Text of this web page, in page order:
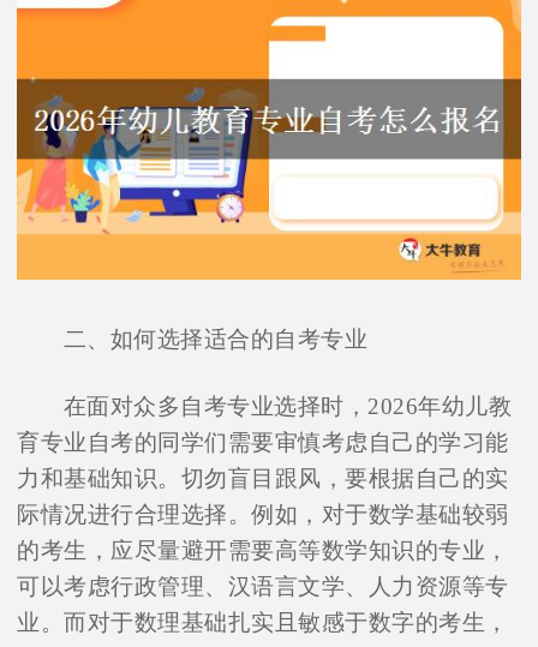
二、如何选择适合的自考专业
在面对众多自考专业选择时，2026年幼儿教
育专业自考的同学们需要审慎考虑自己的学习能
力和基础知识。切勿盲目跟风，要根据自己的实
际情况进行合理选择。例如，对于数学基础较弱
的考生，应尽量避开需要高等数学知识的专业，
可以考虑行政管理、汉语言文学、人力资源等专
业。而对于数理基础扎实且敏感于数字的考生，